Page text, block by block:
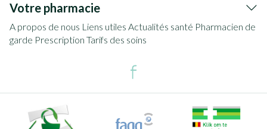
Votre pharmacie
A propos de nous Liens utiles Actualités santé Pharmacien de
garde Prescription Tarifs des soins